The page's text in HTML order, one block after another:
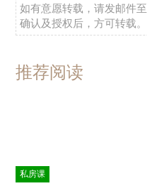
如有意愿转载，请发邮件至
确认及授权后，方可转载。
推荐阅读
私房课